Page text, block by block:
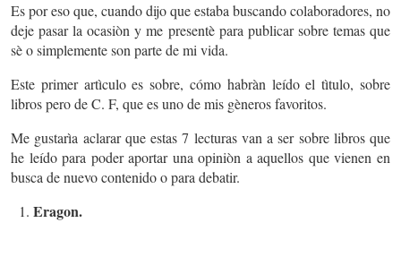
Es por eso que, cuando dijo que estaba buscando colaboradores, no
deje pasar la ocasiòn y me presentè para publicar sobre temas que
sè o simplemente son parte de mi vida.
Este primer artìculo es sobre, cómo habràn leído el tìtulo, sobre
libros pero de C. F, que es uno de mis gèneros favoritos.
Me gustarìa aclarar que estas 7 lecturas van a ser sobre libros que
he leído para poder aportar una opiniòn a aquellos que vienen en
busca de nuevo contenido o para debatir.
Eragon.